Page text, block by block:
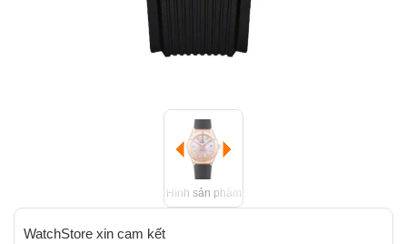
Hình sản phẩm
WatchStore xin cam kết